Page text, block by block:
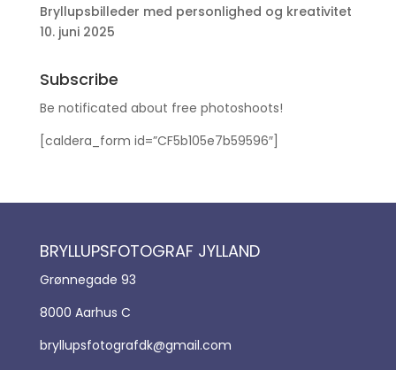
Bryllupsbilleder med personlighed og kreativitet
10. juni 2025
Subscribe
Be notificated about free photoshoots!
[caldera_form id=”CF5b105e7b59596″]
BRYLLUPSFOTOGRAF JYLLAND
Grønnegade 93
8000 Aarhus C
bryllupsfotografdk@gmail.com